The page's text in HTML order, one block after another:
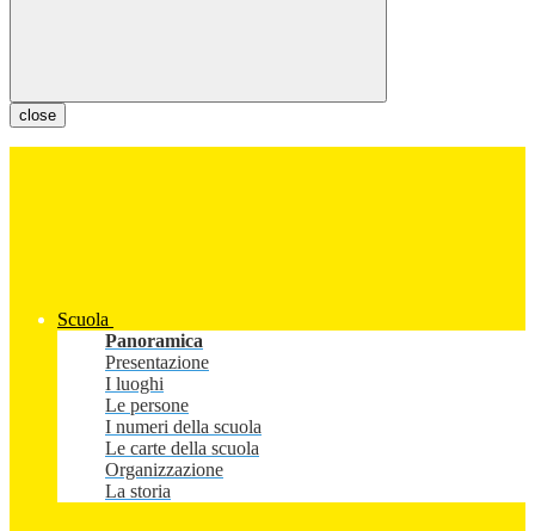
close
Scuola
Panoramica
Presentazione
I luoghi
Le persone
I numeri della scuola
Le carte della scuola
Organizzazione
La storia